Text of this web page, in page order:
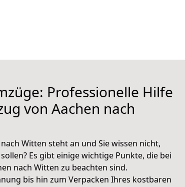
Professionelle Hilfe
von Aachen nach
Witten steht an und Sie wissen nicht,
Es gibt einige wichtige Punkte, die bei
nach Witten zu beachten sind.
bis hin zum Verpacken Ihres kostbaren